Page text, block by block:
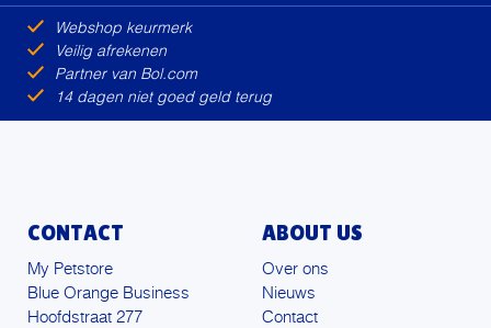
Webshop keurmerk
Veilig afrekenen
Partner van Bol.com
14 dagen niet goed geld terug
CONTACT
My Petstore
Blue Orange Business
Hoofdstraat 277
ABOUT US
Over ons
Nieuws
Contact